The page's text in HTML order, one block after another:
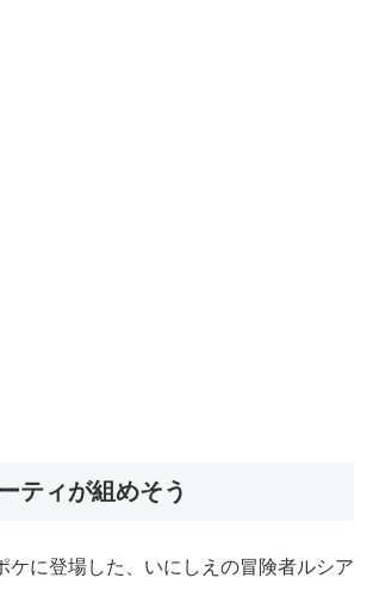
ティが組めそう
ケに登場した、いにしえの冒険者ルシア